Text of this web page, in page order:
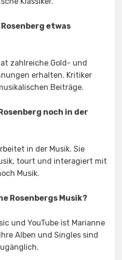
Rosenberg etwas
zahlreiche Gold- und
erhalten. Kritiker
Beiträge.
noch in der
in der Musik. Sie
tourt und interagiert mit
Musik.
Rosenbergs Musik?
und YouTube ist Marianne
Alben und Singles sind